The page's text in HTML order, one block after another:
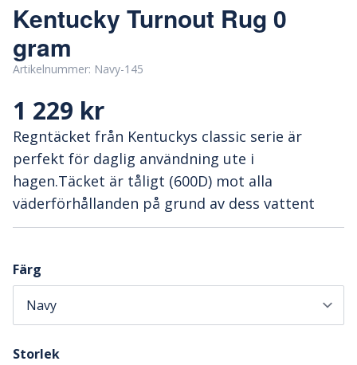
Kentucky Turnout Rug 0
gram
Artikelnummer: Navy-145
1 229 kr
Regntäcket från Kentuckys classic serie är
perfekt för daglig användning ute i
hagen.Täcket är tåligt (600D) mot alla
väderförhållanden på grund av dess vattent
Färg
Storlek